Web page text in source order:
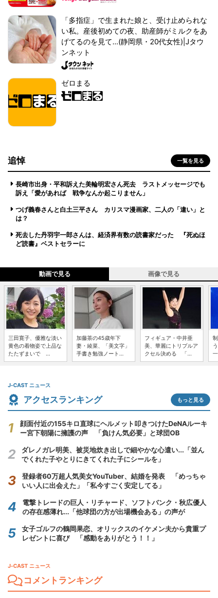
「多指症」で生まれた娘と、受け止められな
い私。産後初めての夜、助産師がミルクをあ
げてるのを見て...(静岡県・20代女性)|Jタウ
ンネット
ゼロまる
追悼 一覧を見る
長崎市出身・平和訴えた美輪明宏さん死去 ラストメッセージでも
訴え「愛があれば 戦争なんか起こりません」
つげ義春さんと白土三平さん カリスマ漫画家、二人の「違い」と
は？
死去した丹羽宇一郎さんは、経済界有数の読書家だった 『死ぬほ
ど読書』ベストセラーに
動画で見る 画像で見る
三田寛子、優雅な淡い
黄色の着物姿で上品な
たたずまいで ...
加藤茶の45歳年下
妻・綾菜、「美文字」
手書き勉強ノート...
フィギュア・中井亜
美、華麗にトリプルア
クセル決める 「...
J-CAST ニュース
アクセスランキング もっと見る
顔面付近の155キロ直球にヘルメット叩きつけたDeNAルーキ
ー宮下朝陽に擁護の声 「負けん気必要」と球団OB
ダレノガレ明美、被災地炊き出しで細やかな心遣い...「並ん
でくれた子やとりにきてくれた子にシールを」
登録者60万超人気美女YouTuber、結婚を発表 「めっちゃ
いい人に出会えた」「私今すごく安定してる」
電撃トレードの巨人・リチャード、ソフトバンク・秋広優人
の存在感薄れ...「他球団の方が出場機会ある」の声が
女子ゴルフの鶴岡果恋、オリックスのイケメン夫から貴重プ
レゼントに喜び 「感動をありがとう！！」
J-CAST ニュース
コメントランキング